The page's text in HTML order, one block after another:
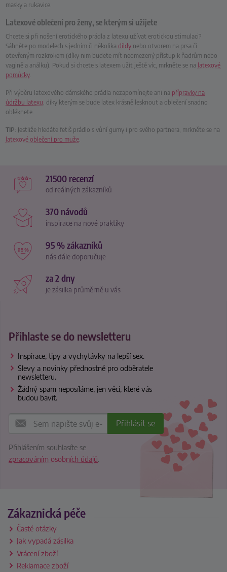
masky a rukavice.
Latexové oblečení pro ženy, se kterým si užijete
Chcete si při nošení erotického prádla z latexu užívat erotickou stimulaci?
Sáhněte po modelech s jedním či několika dildy nebo otvorem na prsa či
otevřeným rozkrokem (díky nim budete mít neomezený přístup k ňadrům nebo
vagině a análku). Pokud si chcete s latexem užít ještě víc, mrkněte se na latexové
pomůcky.
Při výběru latexového dámského prádla nezapomínejte ani na přípravky na
údržbu latexu, díky kterým se bude latex krásně lesknout a oblečení snadno
obléknete.
TIP: Jestliže hledáte fetiš prádlo s vůní gumy i pro svého partnera, mrkněte se na
latexové oblečení pro muže.
21500 recenzí
od reálných zákazníků
370 návodů
inspirace na nové praktiky
95 % zákazníků
nás dále doporučuje
za 2 dny
je zásilka průměrně u vás
Přihlaste se do newsletteru
Inspirace, tipy a vychytávky na lepší sex.
Slevy a novinky přednostně pro odběratele
newsletteru.
Žádný spam neposíláme, jen věci, které vás
budou bavit.
Přihlášením souhlasíte se
zpracováním osobních údajů.
Zákaznická péče
Časté otázky
Jak vypadá zásilka
Vrácení zboží
Reklamace zboží